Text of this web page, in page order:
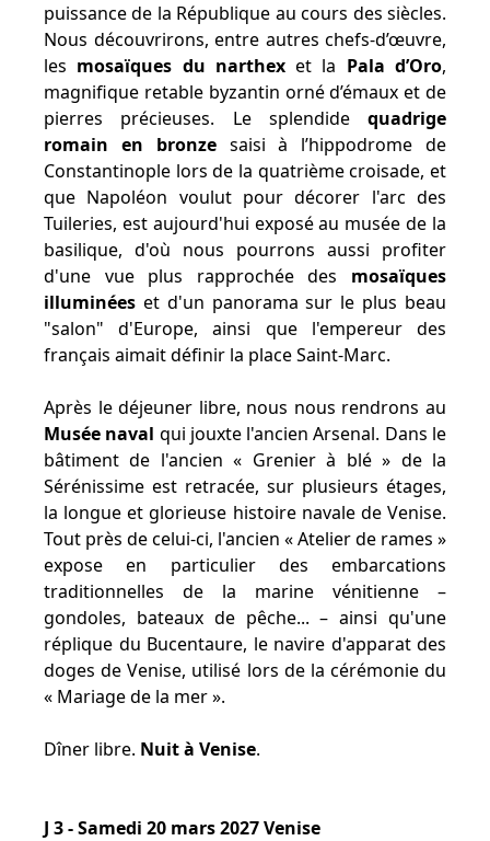
puissance de la République au cours des siècles.
Nous découvrirons, entre autres chefs-d’œuvre,
les mosaïques du narthexet la Pala d’Oro,
magnifique retable byzantin orné d’émaux et de
pierres précieuses. Le splendide quadrige
romain en bronzesaisi à l’hippodrome de
Constantinople lors de la quatrième croisade, et
que Napoléon voulut pour décorer l'arc des
Tuileries, est aujourd'hui exposé au musée de la
basilique, d'où nous pourrons aussi profiter
d'une vue plus rapprochée des mosaïques
illuminées et d'un panorama sur le plus beau
"salon" d'Europe, ainsi que l'empereur des
français aimait définir la place Saint-Marc.
Après le déjeuner libre, nous nous rendrons au
Musée naval qui jouxte l'ancien Arsenal. Dans le
bâtiment de l'ancien « Grenier à blé » de la
Sérénissime est retracée, sur plusieurs étages,
la longue et glorieuse histoire navale de Venise.
Tout près de celui-ci, l'ancien « Atelier de rames »
expose en particulier des embarcations
traditionnelles de la marine vénitienne –
gondoles, bateaux de pêche... – ainsi qu'une
réplique du Bucentaure, le navire d'apparat des
doges de Venise, utilisé lors de la cérémonie du
« Mariage de la mer ».
Dîner libre. Nuit à Venise.
J 3 - Samedi 20 mars 2027 Venise